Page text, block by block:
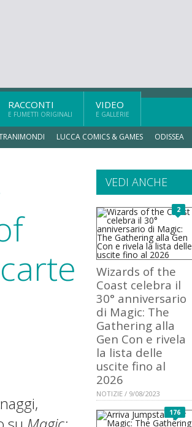
RACCONTI
E FUMETTI ORIGINALI
VIDEO
E GALLERIE
LUCCA COMICS & GAMES ODISSEA
VEDI ANCHE
2
Wizards of the
Coast celebra il
30° anniversario
di Magic: The
Gathering alla
Gen Con e rivela
la lista delle
uscite fino al
2026
NOTIZIE / 9/08/2023
176